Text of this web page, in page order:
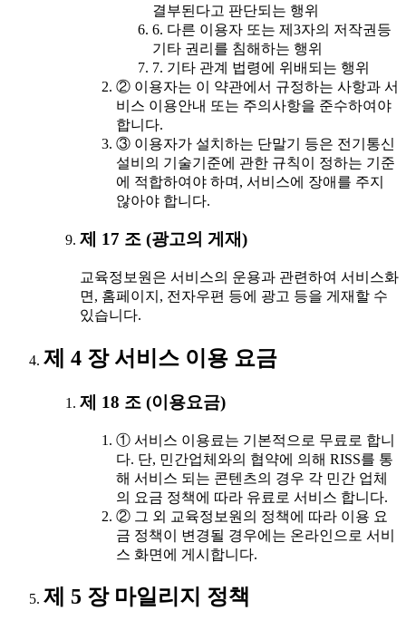
결부된다고 판단되는 행위
6. 다른 이용자 또는 제3자의 저작권등
기타 권리를 침해하는 행위
7. 기타 관계 법령에 위배되는 행위
② 이용자는 이 약관에서 규정하는 사항과 서
비스 이용안내 또는 주의사항을 준수하여야
합니다.
③ 이용자가 설치하는 단말기 등은 전기통신
설비의 기술기준에 관한 규칙이 정하는 기준
에 적합하여야 하며, 서비스에 장애를 주지
않아야 합니다.
제 17 조 (광고의 게재)
교육정보원은 서비스의 운용과 관련하여 서비스화
면, 홈페이지, 전자우편 등에 광고 등을 게재할 수
있습니다.
제 4 장 서비스 이용 요금
제 18 조 (이용요금)
① 서비스 이용료는 기본적으로 무료로 합니
다. 단, 민간업체와의 협약에 의해 RISS를 통
해 서비스 되는 콘텐츠의 경우 각 민간 업체
의 요금 정책에 따라 유료로 서비스 합니다.
② 그 외 교육정보원의 정책에 따라 이용 요
금 정책이 변경될 경우에는 온라인으로 서비
스 화면에 게시합니다.
제 5 장 마일리지 정책